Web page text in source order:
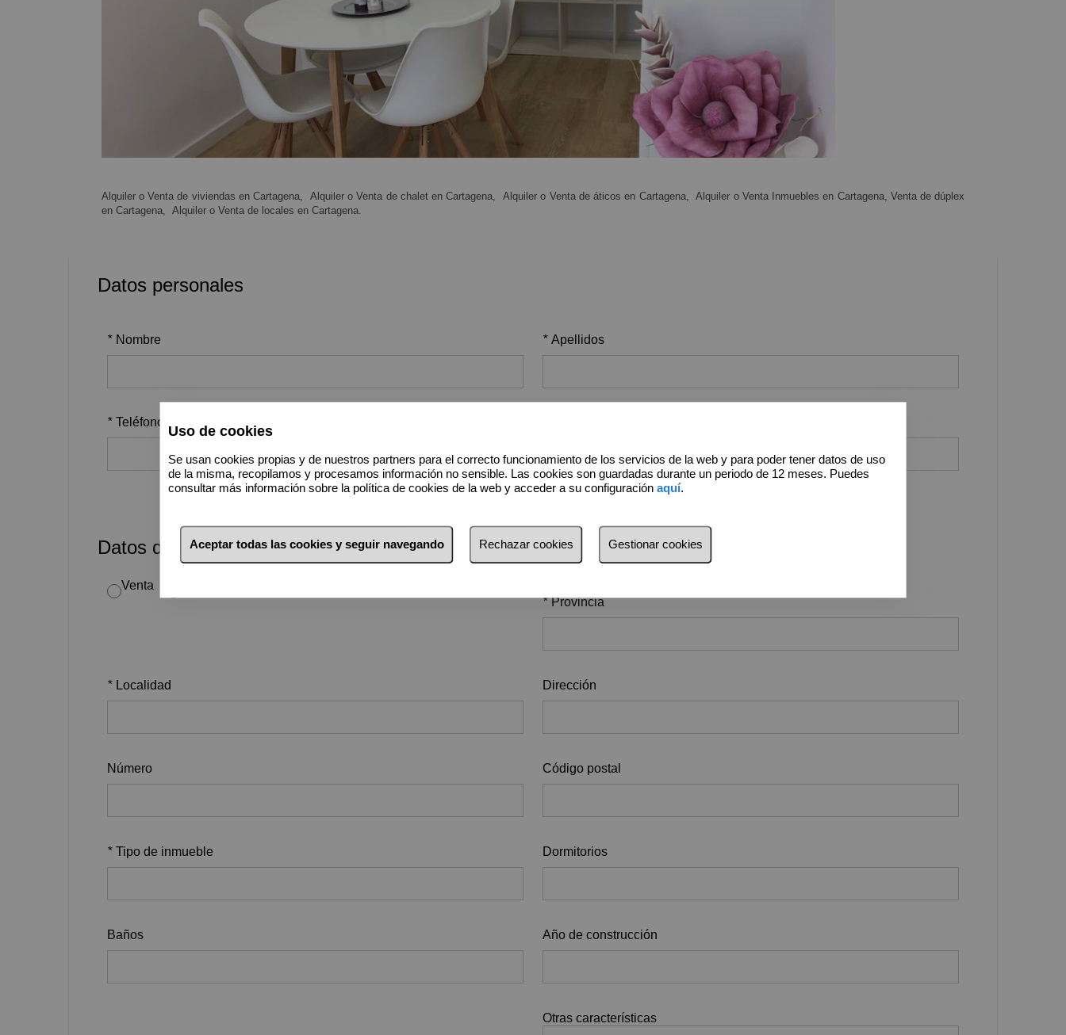
Alquiler o Venta de viviendas en Cartagena, Alquiler o Venta de chalet en Cartagena, Alquiler o Venta de áticos en Cartagena,
Alquiler o Venta Inmuebles en Cartagena, Venta de dúplex
en Cartagena,
Alquiler o Venta de locales en Cartagena.
Datos personales
* Nombre * Apellidos
* Teléfono
Datos del inmueble
Venta
* Provincia
* Localidad Dirección
Número Código postal
* Tipo de inmueble Dormitorios
Baños Año de construcción
Otras características
Uso de cookies
Se usan cookies propias y de nuestros partners para el correcto funcionamiento de los servicios de la web y para poder tener datos de uso
de la misma, recopilamos y procesamos información no sensible. Las cookies son guardadas durante un periodo de 12 meses. Puedes
consultar más información sobre la política de cookies de la web y acceder a su configuración aquí.
Aceptar todas las cookies y seguir navegando Rechazar cookies Gestionar cookies